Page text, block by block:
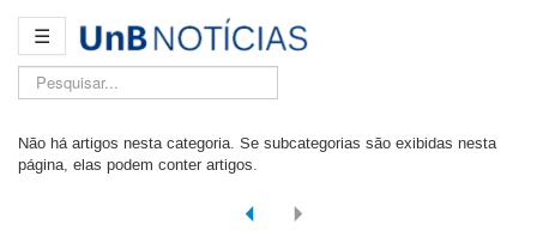
☰
Pesquisar...
Não há artigos nesta categoria. Se subcategorias são exibidas nesta
página, elas podem conter artigos.